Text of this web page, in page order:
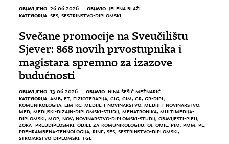
OBJAVLJENO: 26.06.2026. OBJAVIO: JELENA BLAŽI
KATEGORIJA: SES, SESTRINSTVO-DIPLOMSKI
Svečane promocije na Sveučilištu
Sjever: 868 novih prvostupnika i
magistara spremno za izazove
budućnosti
OBJAVLJENO: 13.06.2026. OBJAVIO: NINA ŠEŠIĆ MEŽNARIĆ
KATEGORIJA: AMB, ET, FIZIOTERAPIJA, GIG, GIM, GR, GR-DIPL,
KOMUNIKOLOGIJA, LIM-KC, MEDIJE-I-NOVINARSTVO, MEDIJI-I-NOVINARSTVO,
MED, MEDIJSKI-DIZAJN-DIPLOMSKI-STUDIJ, MEHATRONIKA, MULTIMEDIJA-
DIPLOMSKI, MOP, NOV, NOVINARSTVO-DIPLOMSKI-STUDIJ, OBAVIJESTI-PIEU,
ZORA_PREDDIPLOSMKI, ODJEL-ZA-KOMUNIKOLOGIJU, OJ, OMIL, PIM, PMM, PE,
PREHRAMBENA-TEHNOLOGIJA, RINF, SES, SESTRINSTVO-DIPLOMSKI,
STROJARSTVO-DIPLOMSKI, TGL